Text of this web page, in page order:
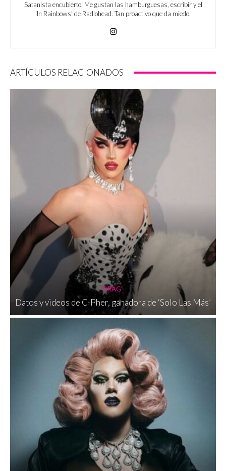
Satanista encubierto. Me gustan las hamburguesas, escribir y el
'In Rainbows' de Radiohead. Tan proactivo que da miedo.
ARTÍCULOS RELACIONADOS
DRAG
Datos y videos de C-Pher, ganadora de ‘Solo Las Más’